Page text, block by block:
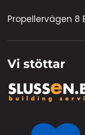
Propellervägen 8
Vi stöttar